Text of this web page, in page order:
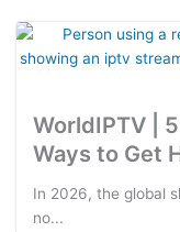
WorldIPTV |
Ways to Get
In 2026, the global
no...